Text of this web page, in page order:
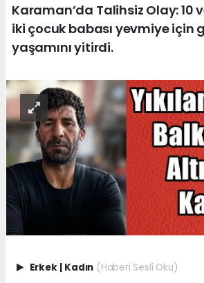
Karaman’da Talihsiz Olay: 10
iki çocuk babası yevmiye
yaşamını yitirdi.
Erkek | Kadın (Haberi Sesli Oku)